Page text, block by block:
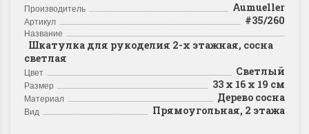
Производитель Aumueller
Артикул #35/260
Название
Шкатулка для рукоделия 2-х этажная, сосна
светлая
Цвет Светлый
Размер 33 х 16 х 19 см
Материал Дерево сосна
Вид Прямоугольная, 2 этажа